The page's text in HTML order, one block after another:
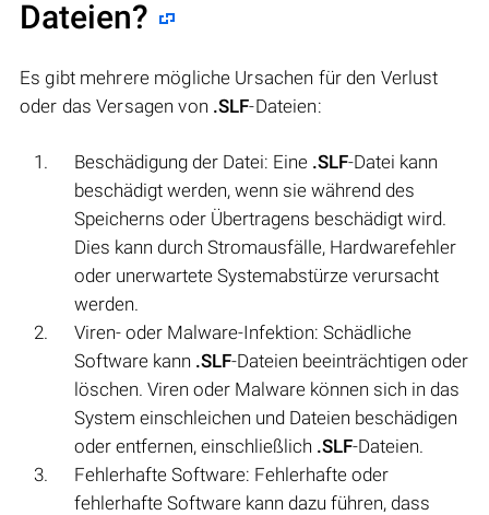
Dateien?
Es gibt mehrere mögliche Ursachen für den Verlust
oder das Versagen von .SLF-Dateien:
Beschädigung der Datei: Eine .SLF-Datei kann
beschädigt werden, wenn sie während des
Speicherns oder Übertragens beschädigt wird.
Dies kann durch Stromausfälle, Hardwarefehler
oder unerwartete Systemabstürze verursacht
werden.
Viren- oder Malware-Infektion: Schädliche
Software kann .SLF-Dateien beeinträchtigen oder
löschen. Viren oder Malware können sich in das
System einschleichen und Dateien beschädigen
oder entfernen, einschließlich .SLF-Dateien.
Fehlerhafte Software: Fehlerhafte oder
fehlerhafte Software kann dazu führen, dass